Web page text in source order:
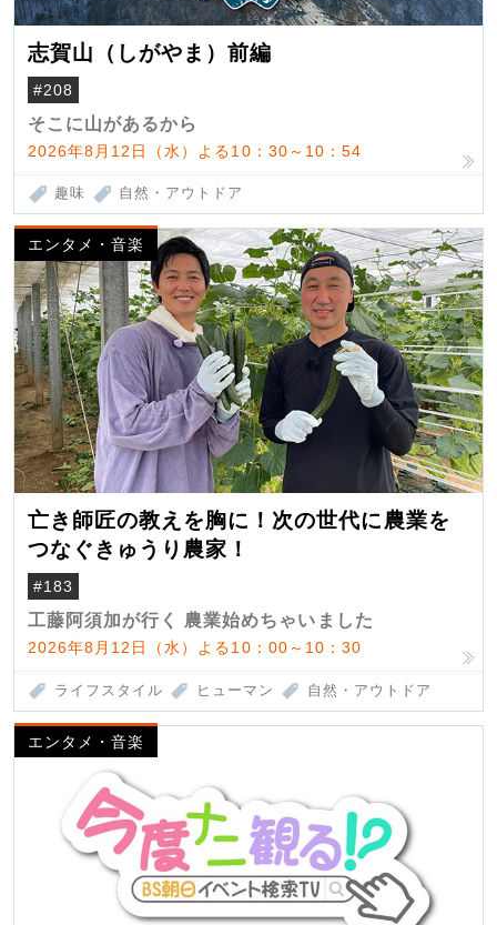
志賀山（しがやま）前編
#208
そこに山があるから
2026年8月12日（水）よる10：30～10：54
趣味 自然・アウトドア
エンタメ・音楽
亡き師匠の教えを胸に！次の世代に農業を
つなぐきゅうり農家！
#183
工藤阿須加が行く 農業始めちゃいました
2026年8月12日（水）よる10：00～10：30
ライフスタイル ヒューマン 自然・アウトドア
エンタメ・音楽